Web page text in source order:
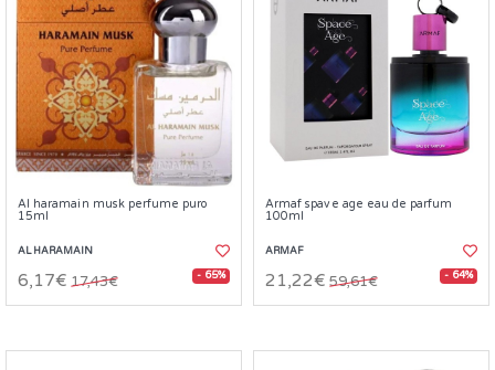
Al haramain musk perfume puro
15ml
AL HARAMAIN
6,17€ 17,43€ - 65%
Armaf spave age eau de parfum
100ml
ARMAF
21,22€ 59,61€ - 64%